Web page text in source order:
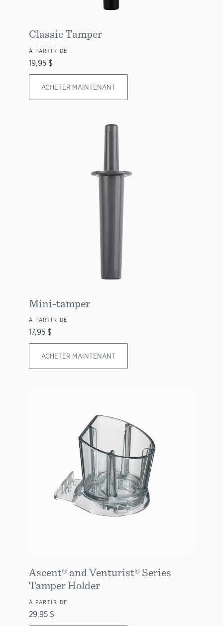
Classic Tamper
À PARTIR DE
19,95 $
ACHETER MAINTENANT
Mini-tamper
À PARTIR DE
17,95 $
ACHETER MAINTENANT
Ascent® and Venturist® Series
Tamper Holder
À PARTIR DE
29,95 $